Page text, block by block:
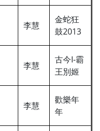
李慧
金蛇狂
鼓2013
李慧
古今I-霸
王別姬
李慧
歡樂年
年